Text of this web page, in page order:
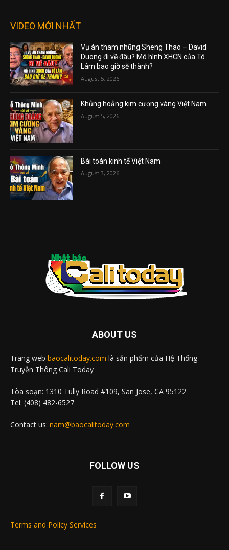
VIDEO MỚI NHẤT
Vụ án tham nhũng Sheng Thao – David
Duong đi về đâu? Mô hình XHCN của Tô
Lâm bao giờ sẽ thành?
August 5, 2026
Khủng hoảng kim cương vàng Việt Nam
August 5, 2026
Bài toán kinh tế Việt Nam
August 3, 2026
ABOUT US
Trang web baocalitoday.com là sản phẩm của Hệ Thống
Truyền Thông Cali Today
Tòa soạn: 1310 Tully Road #109, San Jose, CA 95122
Tel: (408) 482-6527
Contact us: nam@baocalitoday.com
FOLLOW US
Terms and Policy Services